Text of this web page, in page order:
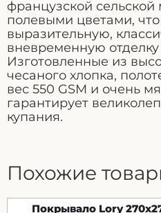
французской сельской
полевыми цветами,
выразительную,
вневременную
Изготовленные из
чесаного хлопка,
вес 550 GSM и очень
гарантирует
купания.
Похожие
Покрывало Lory